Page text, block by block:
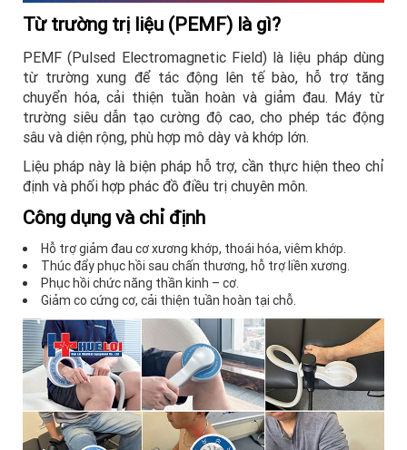
Từ trường trị liệu (PEMF) là gì?
PEMF (Pulsed Electromagnetic Field) là liệu pháp dùng
từ trường xung để tác động lên tế bào, hỗ trợ tăng
chuyển hóa, cải thiện tuần hoàn và giảm đau. Máy từ
trường siêu dẫn tạo cường độ cao, cho phép tác động
sâu và diện rộng, phù hợp mô dày và khớp lớn.
Liệu pháp này là biện pháp hỗ trợ, cần thực hiện theo chỉ
định và phối hợp phác đồ điều trị chuyên môn.
Công dụng và chỉ định
Hỗ trợ giảm đau cơ xương khớp, thoái hóa, viêm khớp.
Thúc đẩy phục hồi sau chấn thương, hỗ trợ liền xương.
Phục hồi chức năng thần kinh – cơ.
Giảm co cứng cơ, cải thiện tuần hoàn tại chỗ.